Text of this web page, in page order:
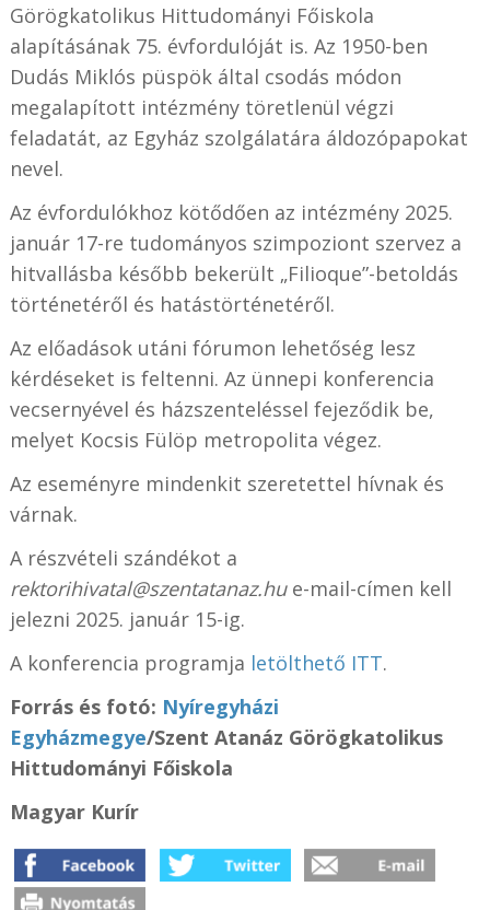
Görögkatolikus Hittudományi Főiskola
alapításának 75. évfordulóját is. Az 1950-ben
Dudás Miklós püspök által csodás módon
megalapított intézmény töretlenül végzi
feladatát, az Egyház szolgálatára áldozópapokat
nevel.
Az évfordulókhoz kötődően az intézmény 2025.
január 17-re tudományos szimpoziont szervez a
hitvallásba később bekerült „Filioque”-betoldás
történetéről és hatástörténetéről.
Az előadások utáni fórumon lehetőség lesz
kérdéseket is feltenni. Az ünnepi konferencia
vecsernyével és házszenteléssel fejeződik be,
melyet Kocsis Fülöp metropolita végez.
Az eseményre mindenkit szeretettel hívnak és
várnak.
A részvételi szándékot a
rektorihivatal@szentatanaz.hue-mail-címen kell
jelezni 2025. január 15-ig.
A konferencia programja letölthető ITT.
Forrás és fotó: Nyíregyházi
Egyházmegye/Szent Atanáz Görögkatolikus
Hittudományi Főiskola
Magyar Kurír